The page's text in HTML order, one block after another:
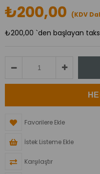
₺200,00 (KDV
₺200,00 `den başlayan
Favorilere Ekle
İstek Listeme Ekle
Karşılaştır